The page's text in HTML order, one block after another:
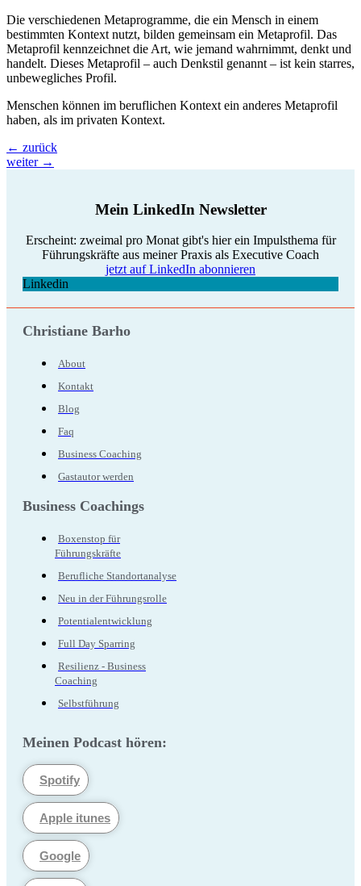
Die verschiedenen Metaprogramme, die ein Mensch in einem
bestimmten Kontext nutzt, bilden gemeinsam ein Metaprofil. Das
Metaprofil kennzeichnet die Art, wie jemand wahrnimmt, denkt und
handelt. Dieses Metaprofil – auch Denkstil genannt – ist kein starres,
unbewegliches Profil.
Menschen können im beruflichen Kontext ein anderes Metaprofil
haben, als im privaten Kontext.
← zurück
weiter →
Mein LinkedIn Newsletter
Erscheint: zweimal pro Monat gibt's hier ein Impulsthema für
Führungskräfte aus meiner Praxis als Executive Coach
jetzt auf LinkedIn abonnieren
Linkedin
Christiane Barho
About
Kontakt
Blog
Faq
Business Coaching
Gastautor werden
Business Coachings
Boxenstop für
Führungskräfte
Berufliche Standortanalyse
Neu in der Führungsrolle
Potentialentwicklung
Full Day Sparring
Resilienz - Business
Coaching
Selbstführung
Meinen Podcast hören:
Spotify
Apple itunes
Google